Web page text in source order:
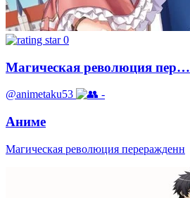
0
Магическая революция пер…
@animetaku53 -
Аниме
Магическая революция переражденн